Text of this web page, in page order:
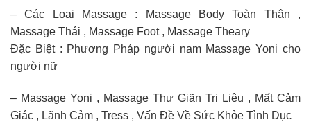
– Các Loại Massage : Massage Body Toàn Thân ,
Massage Thái , Massage Foot , Massage Theary
Đặc Biệt : Phương Pháp người nam Massage Yoni cho
người nữ
– Massage Yoni , Massage Thư Giãn Trị Liệu , Mất Cảm
Giác , Lãnh Cảm , Tress , Vấn Đề Về Sức Khỏe Tình Dục